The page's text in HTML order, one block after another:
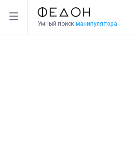
Умный поиск манипулятора